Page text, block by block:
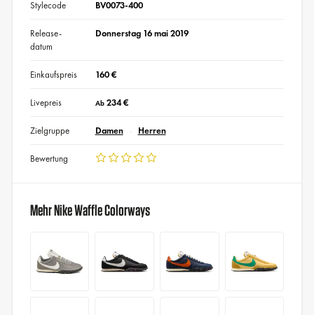
Stylecode BV0073-400
Release-
datum
Donnerstag 16 mai 2019
Einkaufspreis 160 €
Livepreis Ab234 €
Zielgruppe Damen Herren
Bewertung
Mehr Nike Waffle Colorways